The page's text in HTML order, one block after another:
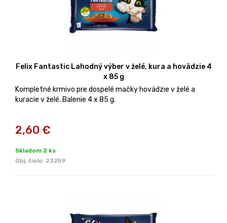
Felix Fantastic Lahodný výber v želé, kura a hovädzie 4
x 85 g
Kompletné krmivo pre dospelé mačky hovädzie v želé a
kuracie v želé. Balenie 4 x 85 g.
2,60 €
Skladom 2 ks
Obj. čislo: 23259